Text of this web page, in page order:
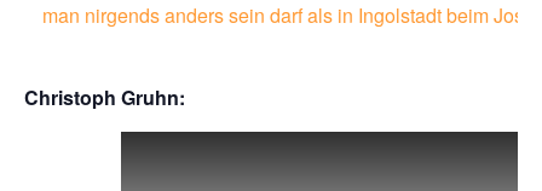
man nirgends anders sein darf als in Ingolstadt beim
Christoph Gruhn: